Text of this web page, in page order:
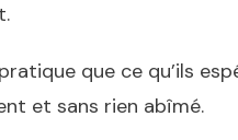
que ce qu’ils
et sans rien abîmé.